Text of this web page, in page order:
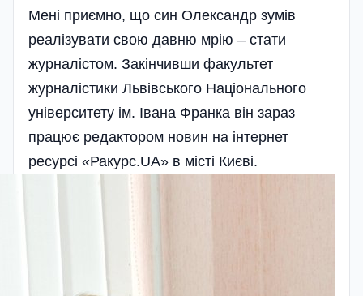
Мені приємно, що син Олександр зумів
реалізувати свою давню мрію – стати
журналістом. Закінчивши факультет
журналістики Львівського Національного
університету ім. Івана Франка він зараз
працює редактором новин на інтернет
ресурсі «Ракурс.UA» в місті Києві.